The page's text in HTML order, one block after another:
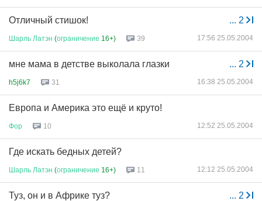
... 2
Отличный стишок!
Шарль Латэн (ограничение 16+) 39 17:56 25.05.2004
... 2
мне мама в детстве выколала глазки
h5j6k7 31 16:38 25.05.2004
Европа и Америка это ещё и круто!
Фор 10 12:52 25.05.2004
Где искать бедных детей?
Шарль Латэн (ограничение 16+) 11 12:12 25.05.2004
... 2
Туз, он и в Африке туз?